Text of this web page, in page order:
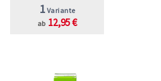
1 Variante
ab 12,95 €